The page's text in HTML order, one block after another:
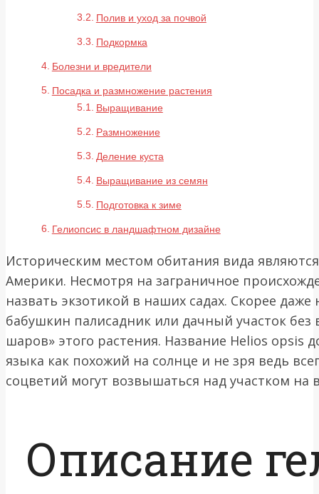
Полив и уход за почвой
Подкормка
Болезни и вредители
Посадка и размножение растения
Выращивание
Размножение
Деление куста
Выращивание из семян
Подготовка к зиме
Гелиопсис в ландшафтном дизайне
Историческим местом обитания вида
Америки. Несмотря на заграничное
назвать экзотикой в наших садах. Скорее
бабушкин палисадник или дачный участок
шаров» этого растения. Название Helios opsis
языка как похожий на солнце и не зря ведь
соцветий могут возвышаться над участком на
Описание